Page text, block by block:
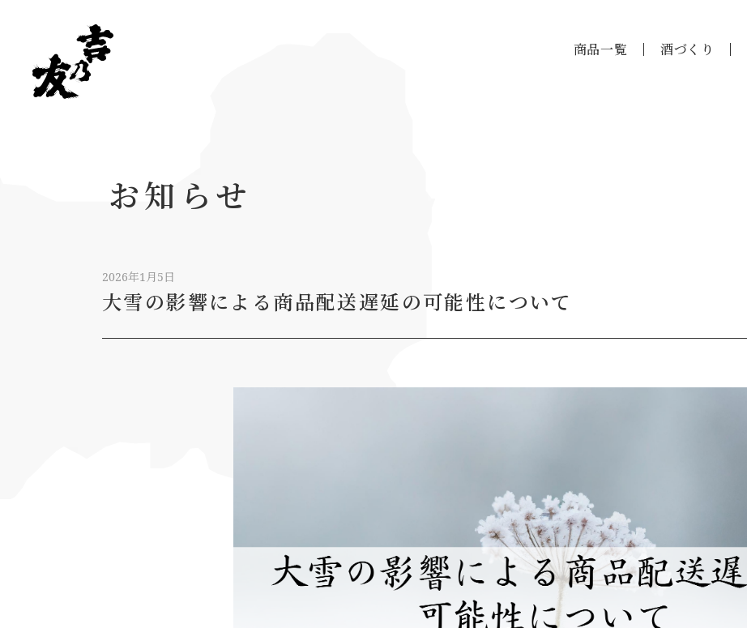
商品一覧 酒づくり
お知らせ
2026年1月5日
大雪の影響による商品配送遅延の可能性について